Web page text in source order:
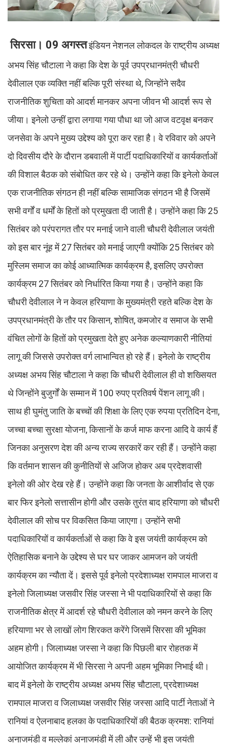
सिरसा। 09 अगस्तइंडियन नेशनल लोकदल के राष्ट्रीय अध्यक्ष
अभय सिंह चौटाला ने कहा कि देश के पूर्व उपप्रधानमंत्री चौधरी
देवीलाल एक व्यक्ति नहीं बल्कि पूरी संस्था थे, जिन्होंने सदैव
राजनीतिक शुचिता को आदर्श मानकर अपना जीवन भी आदर्श रूप से
जीया। इनेलो उन्हीं द्वारा लगाया गया पौधा था जो आज वटवृक्ष बनकर
जनसेवा के अपने मुख्य उद्देश्य को पूरा कर रहा है। वे रविवार को अपने
दो दिवसीय दौरे के दौरान डबवाली में पार्टी पदाधिकारियों व कार्यकर्ताओं
की विशाल बैठक को संबोधित कर रहे थे। उन्होंने कहा कि इनेलो केवल
एक राजनीतिक संगठन ही नहीं बल्कि सामाजिक संगठन भी है जिसमें
सभी वर्गों व धर्मों के हितों को प्रमुखता दी जाती है। उन्होंने कहा कि 25
सितंबर को परंपरागत तौर पर मनाई जाने वाली चौधरी देवीलाल जयंती
को इस बार नूंह में 27 सितंबर को मनाई जाएगी क्योंकि 25 सितंबर को
मुस्लिम समाज का कोई आध्यात्मिक कार्यक्रम है, इसलिए उपरोक्त
कार्यक्रम 27 सितंबर को निर्धारित किया गया है। उन्होंने कहा कि
चौधरी देवीलाल ने न केवल हरियाणा के मुख्यमंत्री रहते बल्कि देश के
उपप्रधानमंत्री के तौर पर किसान, शोषित, कमजोर व समाज के सभी
वंचित लोगों के हितों को प्रमुखता देते हुए अनेक कल्याणकारी नीतियां
लागू की जिससे उपरोक्त वर्ग लाभान्वित हो रहे हैं। इनेलो के राष्ट्रीय
अध्यक्ष अभय सिंह चौटाला ने कहा कि चौधरी देवीलाल ही वो शख्सियत
थे जिन्होंने बुजुर्गों के सम्मान में 100 रुपए प्रतिवर्ष पेंशन लागू की।
साथ ही घुमंतु जाति के बच्चों की शिक्षा के लिए एक रुपया प्रतिदिन देना,
जच्चा बच्चा सुरक्षा योजना, किसानों के कर्ज माफ करना आदि वे कार्य हैं
जिनका अनुसरण देश की अन्य राज्य सरकारें कर रही हैं। उन्होंने कहा
कि वर्तमान शासन की कुनीतियों से अजिज होकर अब प्रदेशवासी
इनेलो की ओर देख रहे हैं। उन्होंने कहा कि जनता के आशीर्वाद से एक
बार फिर इनेलो सत्तासीन होगी और उसके तुरंत बाद हरियाणा को चौधरी
देवीलाल की सोच पर विकसित किया जाएगा। उन्होंने सभी
पदाधिकारियों व कार्यकर्ताओं से कहा कि वे इस जयंती कार्यक्रम को
ऐतिहासिक बनाने के उद्देश्य से घर घर जाकर आमजन को जयंती
कार्यक्रम का न्यौता दें। इससे पूर्व इनेलो प्रदेशाध्यक्ष रामपाल माजरा व
इनेलो जिलाध्यक्ष जसवीर सिंह जस्सा ने भी पदाधिकारियों से कहा कि
राजनीतिक क्षेत्र में आदर्श रहे चौधरी देवीलाल को नमन करने के लिए
हरियाणा भर से लाखों लोग शिरकत करेंगे जिसमें सिरसा की भूमिका
अहम होगी। जिलाध्यक्ष जस्सा ने कहा कि पिछली बार रोहतक में
आयोजित कार्यक्रम में भी सिरसा ने अपनी अहम भूमिका निभाई थी।
बाद में इनेलो के राष्ट्रीय अध्यक्ष अभय सिंह चौटाला, प्रदेशाध्यक्ष
रामपाल माजरा व जिलाध्यक्ष जसवीर सिंह जस्सा आदि पार्टी नेताओं ने
रानियां व ऐलनाबाद हलका के पदाधिकारियों की बैठक क्रमश: रानियां
अनाजमंडी व मल्लेकां अनाजमंडी में ली और उन्हें भी इस जयंती